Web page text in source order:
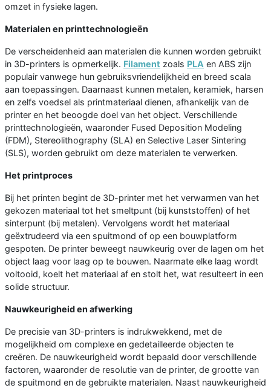
omzet in fysieke lagen.
Materialen en printtechnologieën
De verscheidenheid aan materialen die kunnen worden gebruikt
in 3D-printers is opmerkelijk. Filament zoals PLA en ABS zijn
populair vanwege hun gebruiksvriendelijkheid en breed scala
aan toepassingen. Daarnaast kunnen metalen, keramiek, harsen
en zelfs voedsel als printmateriaal dienen, afhankelijk van de
printer en het beoogde doel van het object. Verschillende
printtechnologieën, waaronder Fused Deposition Modeling
(FDM), Stereolithography (SLA) en Selective Laser Sintering
(SLS), worden gebruikt om deze materialen te verwerken.
Het printproces
Bij het printen begint de 3D-printer met het verwarmen van het
gekozen materiaal tot het smeltpunt (bij kunststoffen) of het
sinterpunt (bij metalen). Vervolgens wordt het materiaal
geëxtrudeerd via een spuitmond of op een bouwplatform
gespoten. De printer beweegt nauwkeurig over de lagen om het
object laag voor laag op te bouwen. Naarmate elke laag wordt
voltooid, koelt het materiaal af en stolt het, wat resulteert in een
solide structuur.
Nauwkeurigheid en afwerking
De precisie van 3D-printers is indrukwekkend, met de
mogelijkheid om complexe en gedetailleerde objecten te
creëren. De nauwkeurigheid wordt bepaald door verschillende
factoren, waaronder de resolutie van de printer, de grootte van
de spuitmond en de gebruikte materialen. Naast nauwkeurigheid